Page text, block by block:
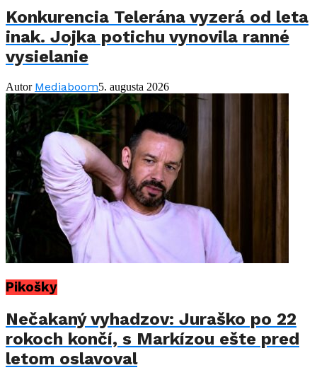
Konkurencia Telerána vyzerá od leta
inak. Jojka potichu vynovila ranné
vysielanie
Autor Mediaboom5. augusta 2026
Pikošky
Nečakaný vyhadzov: Juraško po 22
rokoch končí, s Markízou ešte pred
letom oslavoval